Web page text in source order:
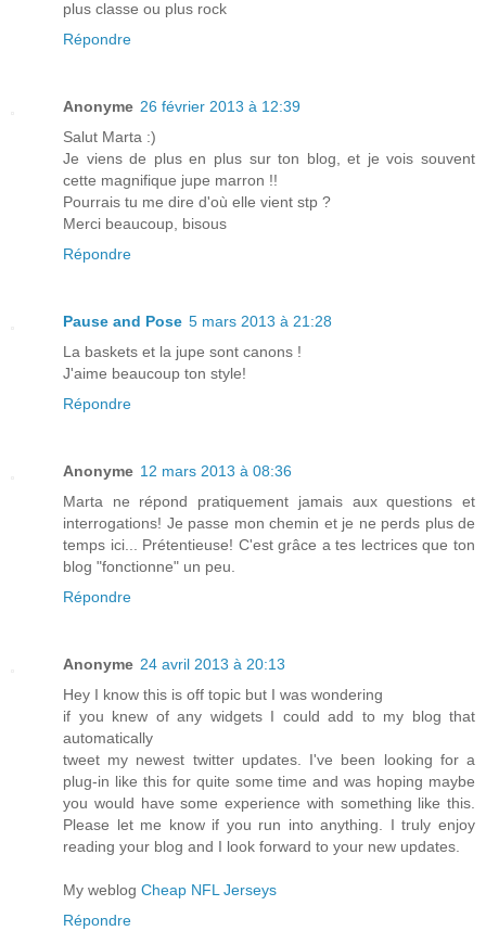
plus classe ou plus rock
Répondre
Anonyme 26 février 2013 à 12:39
Salut Marta :)
Je viens de plus en plus sur ton blog, et je vois souvent
cette magnifique jupe marron !!
Pourrais tu me dire d'où elle vient stp ?
Merci beaucoup, bisous
Répondre
Pause and Pose 5 mars 2013 à 21:28
La baskets et la jupe sont canons !
J'aime beaucoup ton style!
Répondre
Anonyme 12 mars 2013 à 08:36
Marta ne répond pratiquement jamais aux questions et
interrogations! Je passe mon chemin et je ne perds plus de
temps ici... Prétentieuse! C'est grâce a tes lectrices que ton
blog "fonctionne" un peu.
Répondre
Anonyme 24 avril 2013 à 20:13
Hey I know this is off topic but I was wondering
if you knew of any widgets I could add to my blog that
automatically
tweet my newest twitter updates. I've been looking for a
plug-in like this for quite some time and was hoping maybe
you would have some experience with something like this.
Please let me know if you run into anything. I truly enjoy
reading your blog and I look forward to your new updates.
My weblog Cheap NFL Jerseys
Répondre